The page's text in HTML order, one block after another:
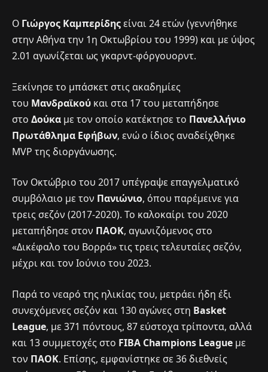
Ο Γιώργος Καμπερίδηςείναι 24 ετών (γεννήθηκε
στην Αθήνα την 1η Οκτωβρίου του 1999) και με ύψος
2.01 αγωνίζεται ως γκαρντ-φόργουορντ.
Ξεκίνησε το μπάσκετ στις ακαδημίες
του Μανδραϊκού και στα 17 του μεταπήδησε
στο Δούκα με τον οποίο κατέκτησε το Πανελλήνιο
Πρωτάθλημα Εφήβων, ενώ ο ίδιος αναδείχθηκε
MVP της διοργάνωσης.
Τον Οκτώβριο του 2017 υπέγραψε επαγγελματικό
συμβόλαιο με τον Πανιώνιο, όπου παρέμεινε για
τρεις σεζόν (2017-2020). Το καλοκαίρι του 2020
μεταπήδησε στον ΠΑΟΚ, αγωνιζόμενος στο
«Δικέφαλο του Βορρά» τις τρεις τελευταίες σεζόν,
μέχρι και τον Ιούνιο του 2023.
Παρά το νεαρό της ηλικίας του, μετράει ήδη έξι
συνεχόμενες σεζόν και 130 αγώνες στη Basket
League, με 371 πόντους, 87 εύστοχα τρίποντα, αλλά
και 13 συμμετοχές στο FIBA Champions League με
τον ΠΑΟΚ. Επίσης, εμφανίστηκε σε 36 διεθνείς